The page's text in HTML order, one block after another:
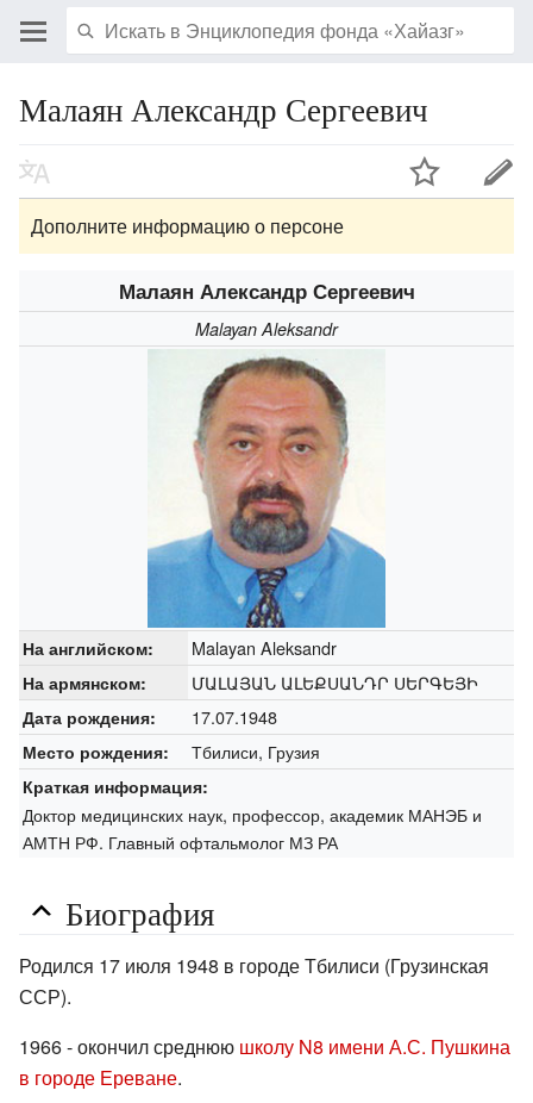
Малаян Александр Сергеевич
Дополните информацию о персоне
Малаян Александр Сергеевич
Malayan Aleksandr
На английском: Malayan Aleksandr
На армянском: ՄԱԼԱՅԱՆ ԱԼԵՔՍԱՆԴՐ ՍԵՐԳԵՅԻ
Дата рождения: 17.07.1948
Место рождения: Тбилиси, Грузия
Краткая информация:
Доктор медицинских наук, профессор, академик МАНЭБ и
АМТН РФ. Главный офтальмолог МЗ РА
Биография
Родился 17 июля 1948 в городе Тбилиси (Грузинская
ССР).
1966 - окончил среднюю школу N8 имени А.С. Пушкина
в городе Ереване.